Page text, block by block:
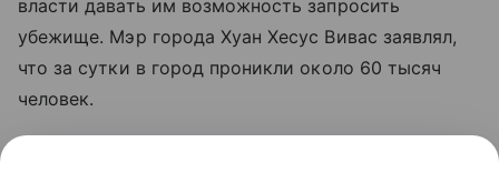
власти давать им возможность запросить
убежище. Мэр города Хуан Хесус Вивас заявлял,
что за сутки в город проникли около 60 тысяч
человек.